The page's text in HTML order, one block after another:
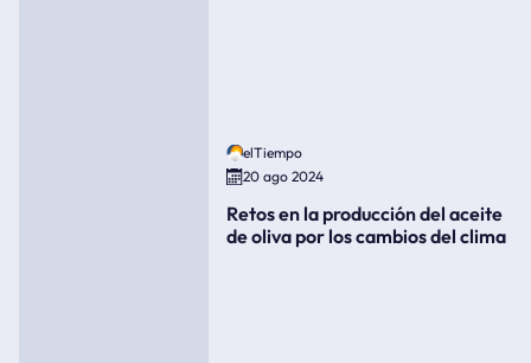
elTiempo
20 ago 2024
Retos en la producción del aceite
de oliva por los cambios del clima